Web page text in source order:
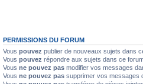
PERMISSIONS DU FORUM
Vous pouvez publier de nouveaux sujets dans
Vous pouvez répondre aux sujets dans ce
Vous ne pouvez pas modifier vos messages
Vous ne pouvez pas supprimer vos messages